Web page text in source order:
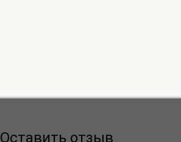
Оставить отзыв